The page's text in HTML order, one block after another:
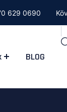
629 0690
BLOG